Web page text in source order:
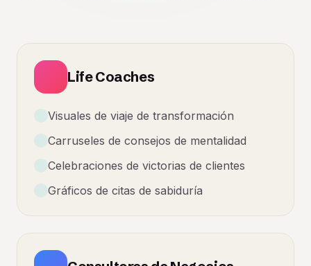
Life Coaches
Visuales de viaje de transformación
Carruseles de consejos de mentalidad
Celebraciones de victorias de clientes
Gráficos de citas de sabiduría